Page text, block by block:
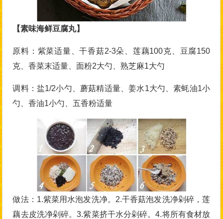
【素味海鲜豆腐丸】
原料：紫菜适量、干香菇2-3朵、莲藕100克、豆腐150
克、香菜末适量、面粉2大勺、熟芝麻1大勺
调料：盐1/2小勺、蘑菇精适量、姜水1大勺、素蚝油1小
勺、香油1小勺、五香粉适量
做法：1.紫菜用水泡发洗净。2.干香菇泡发洗净剁碎，莲
藕去皮洗净剁碎。3.紫菜挤干水分剁碎。4.将所有食材放